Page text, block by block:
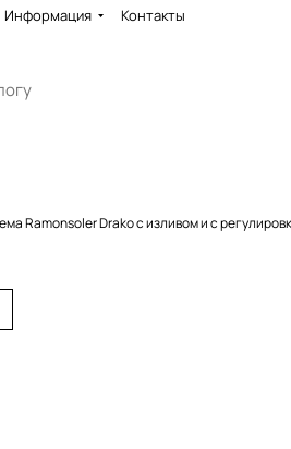
Информация Контакты
Ramonsoler Drako с изливом и с